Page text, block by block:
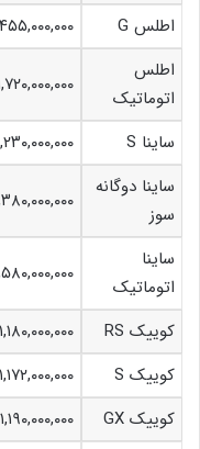
اطلس G
اطلس
اتوماتیک
ساینا S
ساینا دوگانه
سوز
ساینا
اتوماتیک
کوییک RS ۱,۱۸۰,۰۰۰,۰۰۰
کوییک S
۱,۱۷۲,۰۰۰,۰۰۰
کوییک GX
۱,۱۹۰,۰۰۰,۰۰۰